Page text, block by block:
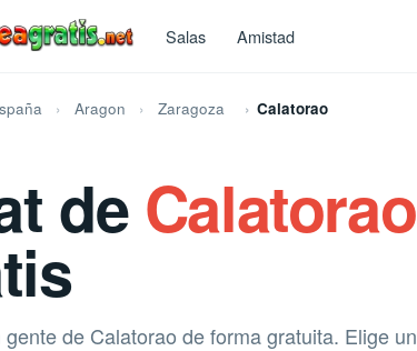
Salas Amistad
Aragon Zaragoza Calatorao
de Calatorao
gente de Calatorao de forma gratuita. Elige un